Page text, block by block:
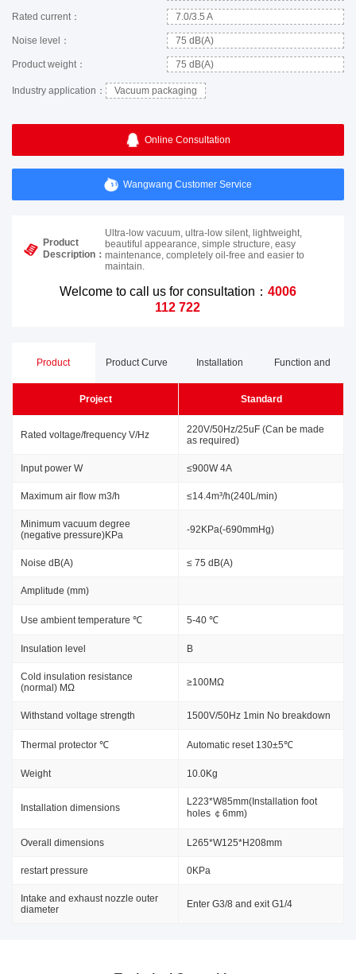
Rated current： 7.0/3.5 A
Noise level： 75 dB(A)
Product weight： 75 dB(A)
Industry application： Vacuum packaging
Online Consultation
Wangwang Customer Service
Product
Description：
Ultra-low vacuum, ultra-low silent, lightweight,
beautiful appearance, simple structure, easy
maintenance, completely oil-free and easier to
maintain.
Welcome to call us for consultation： 4006
112 722
Product Product Curve Installation
Dimensions
Function and
Advantages
Project Standard
Rated voltage/frequency V/Hz
220V/50Hz/25uF (Can be made
as required)
Input power W ≤900W 4A
Maximum air flow m3/h ≤14.4m³/h(240L/min)
Minimum vacuum degree
(negative pressure)KPa
-92KPa(-690mmHg)
Noise dB(A) ≤ 75 dB(A)
Amplitude (mm)
Use ambient temperature ℃ 5-40 ℃
Insulation level B
Cold insulation resistance
(normal) MΩ
≥100MΩ
Withstand voltage strength 1500V/50Hz 1min No breakdown
Thermal protector ℃ Automatic reset 130±5℃
Weight 10.0Kg
Installation dimensions
L223*W85mm(Installation foot
holes ￠6mm)
Overall dimensions L265*W125*H208mm
restart pressure 0KPa
Intake and exhaust nozzle outer
diameter
Enter G3/8 and exit G1/4